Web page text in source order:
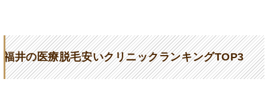
福井の医療脱毛安いクリニックランキングTOP3